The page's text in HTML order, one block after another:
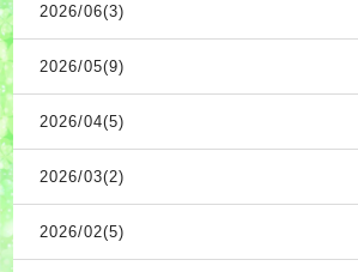
2026/06(3)
2026/05(9)
2026/04(5)
2026/03(2)
2026/02(5)